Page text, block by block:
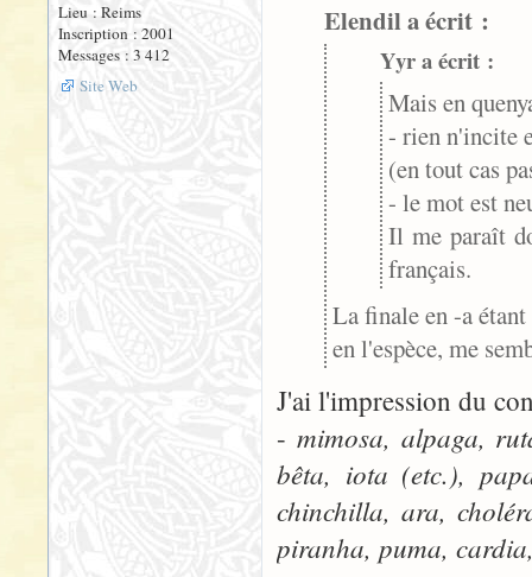
Lieu : Reims
Inscription : 2001
Messages : 3 412
Site Web
Elendil a écrit :
Yyr a écrit :
Mais en
- rien n'incite
(en tout cas
- le mot est
Il me paraît
français.
La finale en -a
en l'espèce, me
J'ai l'impression du
- mimosa, alpaga,
bêta, iota (etc.),
chinchilla, ara,
piranha, puma,